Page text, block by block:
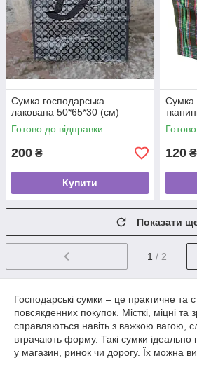
Сумка господарська
лакована 50*65*30 (см)
Готово до відправки
200 ₴
Купити
Сумка
120 ₴
Показати
1 / 2
Господарські сумки – це практичне та
повсякденних покупок. Місткі, міцні та
справляються навіть з важкою вагою,
втрачають форму. Такі сумки ідеально
у магазин, ринок чи дорогу. Їх можна